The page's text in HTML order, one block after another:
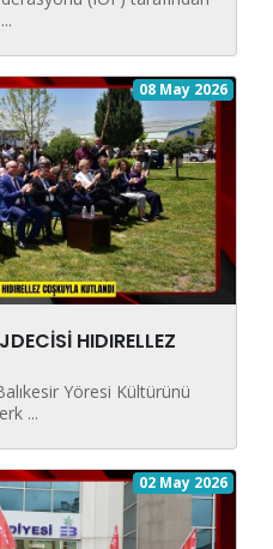
08 May 2026
HIDIRELLEZ
Yöresi Kültürünü
...
02 May 2026